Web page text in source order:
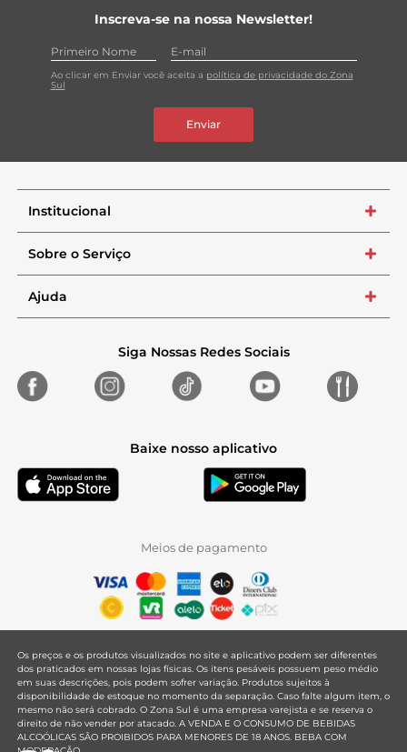
Inscreva-se na nossa Newsletter!
Ao clicar em Enviar você aceita a política de privacidade do Zona
Sul
Enviar
Institucional +
Sobre o Serviço +
Ajuda +
Siga Nossas Redes Sociais
Baixe nosso aplicativo
Meios de pagamento
Os preços e os produtos visualizados no site e aplicativo podem ser diferentes
dos praticados em nossas lojas físicas. Os itens pesáveis possuem peso médio
em suas descrições, pois podem sofrer variação. Produtos sujeitos à
disponibilidade de estoque no momento da separação. Caso falte algum item, o
mesmo não será cobrado. O Zona Sul é uma empresa varejista e se reserva o
direito de não vender por atacado. A VENDA E O CONSUMO DE BEBIDAS
ALCOÓLICAS SÃO PROIBIDOS PARA MENORES DE 18 ANOS. BEBA COM